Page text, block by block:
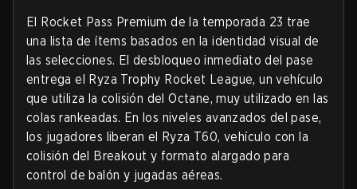
El Rocket Pass Premium de la temporada 23 trae
una lista de ítems basados en la identidad visual de
las selecciones. El desbloqueo inmediato del pase
entrega el Ryza Trophy Rocket League, un vehículo
que utiliza la colisión del Octane, muy utilizado en las
colas rankeadas. En los niveles avanzados del pase,
los jugadores liberan el Ryza T60, vehículo con la
colisión del Breakout y formato alargado para
control de balón y jugadas aéreas.